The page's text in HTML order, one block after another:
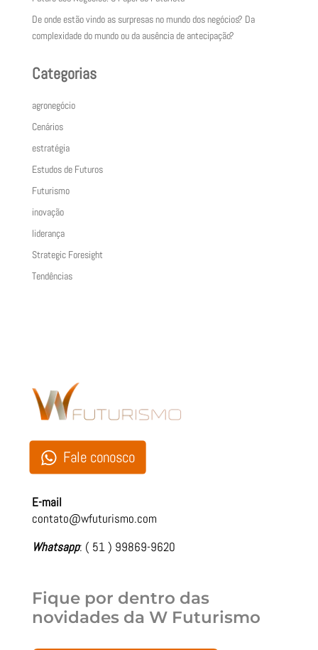
De onde estão vindo as surpresas no mundo dos negócios? Da
complexidade do mundo ou da ausência de antecipação?
Categorias
agronegócio
Cenários
estratégia
Estudos de Futuros
Futurismo
inovação
liderança
Strategic Foresight
Tendências
Fale conosco
E-mail
contato@wfuturismo.com
Whatsapp: ( 51 ) 99869-9620
Fique por dentro das
novidades da W Futurismo